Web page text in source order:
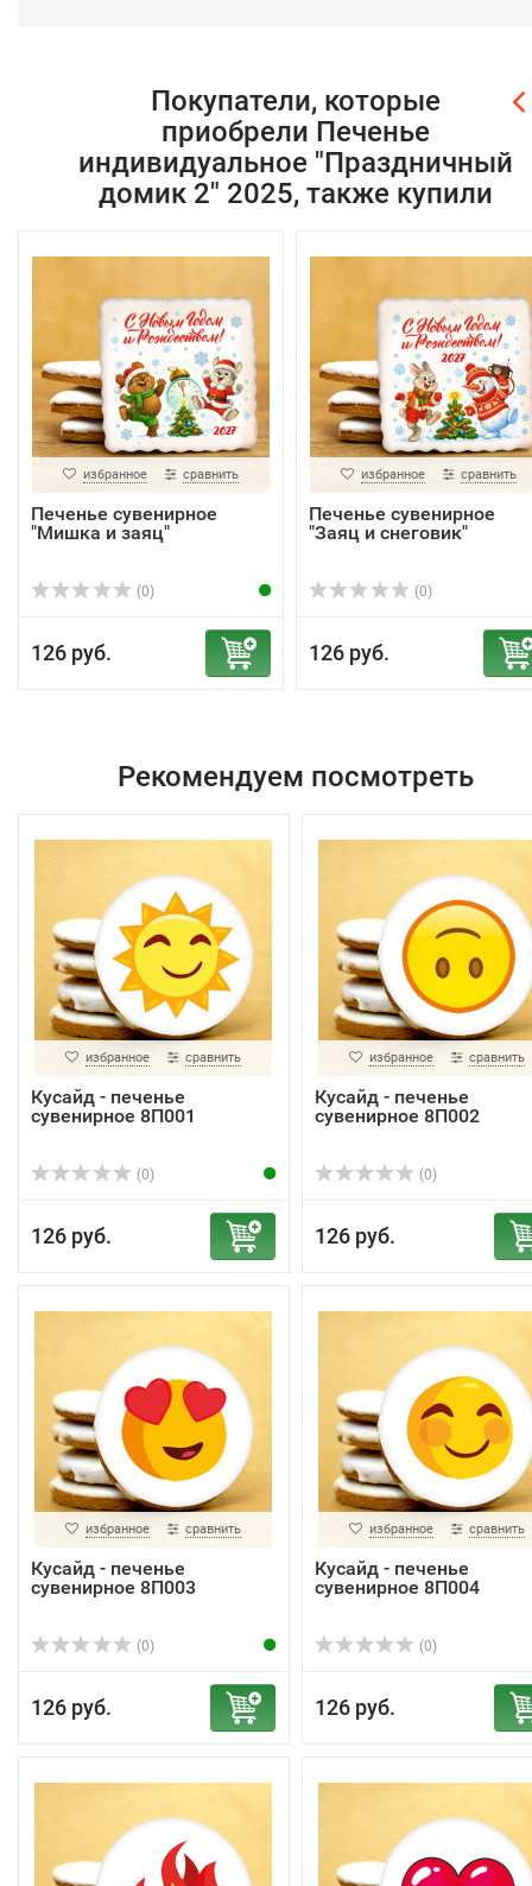
Покупатели, которые
приобрели Печенье
индивидуальное "Праздничный
домик 2" 2025, также купили
избранное сравнить
Печенье сувенирное
"Мишка и заяц"
(0)
126 руб.
избранное сравнить
Печенье сувенирное
"Заяц и снеговик"
(0)
126 руб.
Рекомендуем посмотреть
избранное сравнить
Кусайд - печенье
сувенирное 8П001
(0)
126 руб.
избранное сравнить
Кусайд - печенье
сувенирное 8П002
(0)
126 руб.
избранное сравнить
Кусайд - печенье
сувенирное 8П003
(0)
126 руб.
избранное сравнить
Кусайд - печенье
сувенирное 8П004
(0)
126 руб.